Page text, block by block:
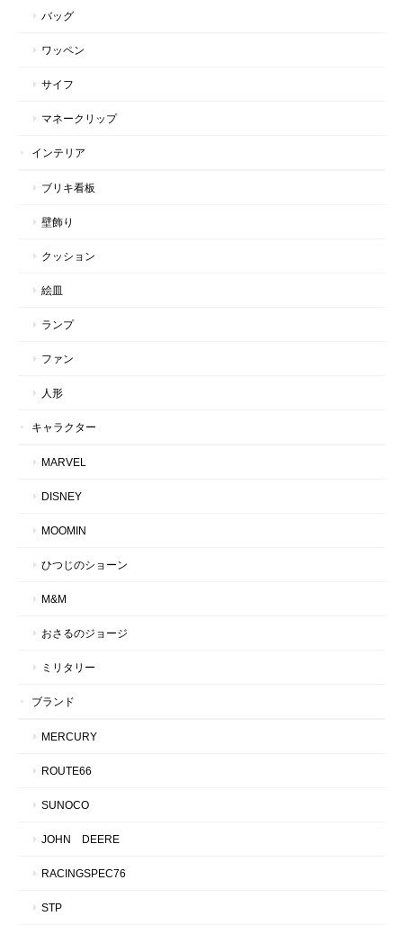
バッグ
ワッペン
サイフ
マネークリップ
インテリア
ブリキ看板
壁飾り
クッション
絵皿
ランプ
ファン
人形
キャラクター
MARVEL
DISNEY
MOOMIN
ひつじのショーン
M&M
おさるのジョージ
ミリタリー
ブランド
MERCURY
ROUTE66
SUNOCO
JOHN DEERE
RACINGSPEC76
STP